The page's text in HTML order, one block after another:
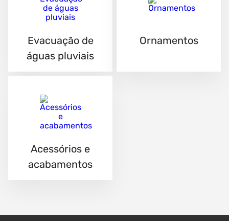
Evacuação de
águas pluviais
Ornamentos
Acessórios e
acabamentos
ALOJAMENTO INDIVIDUAL
09 DEZEMBRO 2021